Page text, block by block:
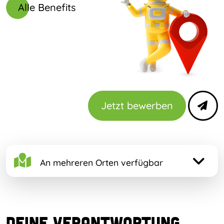
Alle Benefits
Jetzt bewerben
An mehreren Orten verfügbar